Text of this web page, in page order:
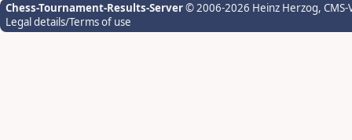
Chess-Tournament-Results-Server© 2006-2026 Heinz Herzog,
Legal details/Terms of use